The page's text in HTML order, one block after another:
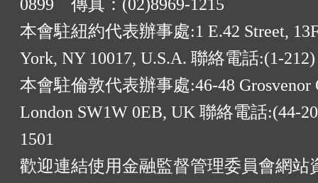
0899 傳真：(02)8969-1215
本會駐紐約代表辦事處:1 E.42 Street,
York, NY 10017, U.S.A. 聯絡電話:(1-212)
本會駐倫敦代表辦事處:46-48 Grosvenor
London SW1W 0EB, UK 聯絡電話:(44-
1501
歡迎連結使用金融監督管理委員會網站